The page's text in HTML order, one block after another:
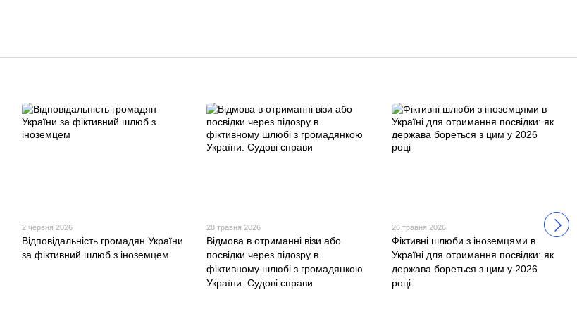
2 червня 2026
Відповідальність громадян України
за фіктивний шлюб з іноземцем
28 травня 2026
Відмова в отриманні візи або
посвідки через підозру в
фіктивному шлюбі з громадянкою
України. Судові справи
26 травня 2026
Фіктивні шлюби з іноземцями в
Україні для отримання посвідки: як
держава бореться з цим у 2026
році